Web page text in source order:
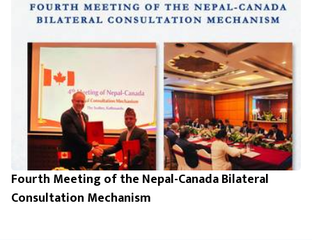
Fourth Meeting of the Nepal-Canada Bilateral
Consultation Mechanism